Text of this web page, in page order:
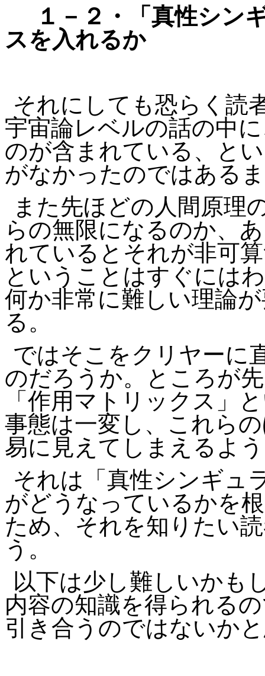
１－２・「真性シン
スを入れるか
それにしても恐らく読
宇宙論レベルの話の中
のが含まれている、と
がなかったのではある
また先ほどの人間原理
らの無限になるのか、
れているとそれが非可
ということはすぐには
何か非常に難しい理論
る。
ではそこをクリヤーに
のだろうか。ところが
「作用マトリックス」
事態は一変し、これら
易に見えてしまえるよ
それは「真性シンギュ
がどうなっているかを
ため、それを知りたい
う。
以下は少し難しいかも
内容の知識を得られる
引き合うのではないか